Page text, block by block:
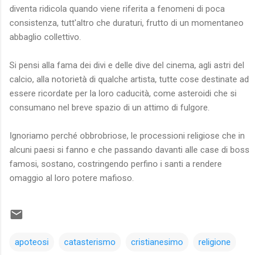
diventa ridicola quando viene riferita a fenomeni di poca
consistenza, tutt'altro che duraturi, frutto di un momentaneo
abbaglio collettivo.
Si pensi alla fama dei divi e delle dive del cinema, agli astri del
calcio, alla notorietà di qualche artista, tutte cose destinate ad
essere ricordate per la loro caducità, come asteroidi che si
consumano nel breve spazio di un attimo di fulgore.
Ignoriamo perché obbrobriose, le processioni religiose che in
alcuni paesi si fanno e che passando davanti alle case di boss
famosi, sostano, costringendo perfino i santi a rendere
omaggio al loro potere mafioso.
apoteosi catasterismo cristianesimo religione